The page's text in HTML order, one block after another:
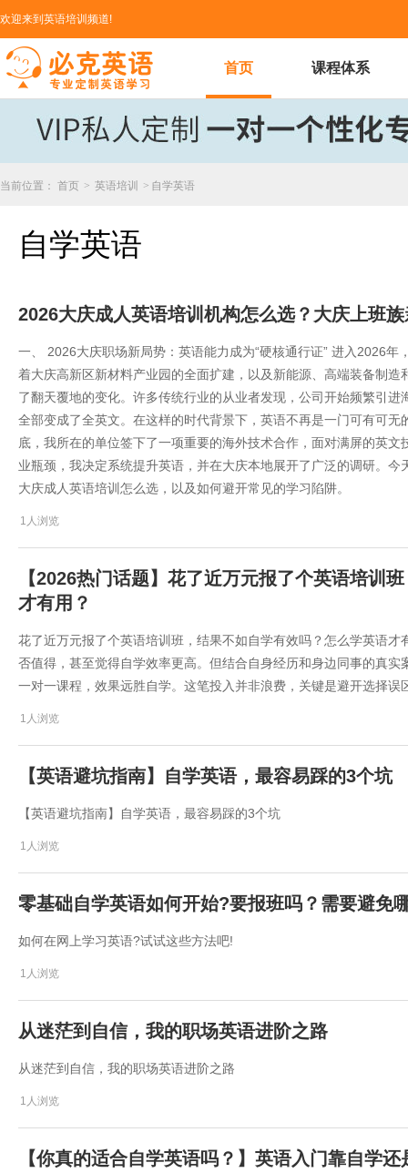
欢迎来到英语培训频道!
首页 课程体系
当前位置： 首页 > 英语培训 > 自学英语
自学英语
​2026大庆成人英语培训机构怎么选？大庆上班
一、 2026大庆职场新局势：英语能力成为“硬核通行证” 进入2026
着大庆高新区新材料产业园的全面扩建，以及新能源、高端装备制
了翻天覆地的变化。许多传统行业的从业者发现，公司开始频繁引
全部变成了全英文。在这样的时代背景下，英语不再是一门可有可无
底，我所在的单位签下了一项重要的海外技术合作，面对满屏的英
业瓶颈，我决定系统提升英语，并在大庆本地展开了广泛的调研。
大庆成人英语培训怎么选，以及如何避开常见的学习陷阱。
1人浏览
【2026热门话题】花了近万元报了个英语培训
才有用？
花了近万元报了个英语培训班，结果不如自学有效吗？怎么学英语
否值得，甚至觉得自学效率更高。但结合自身经历和身边同事的真
一对一课程，效果远胜自学。这笔投入并非浪费，关键是避开选择
1人浏览
【英语避坑指南】自学英语，最容易踩的3个坑
【英语避坑指南】自学英语，最容易踩的3个坑
1人浏览
零基础自学英语如何开始?要报班吗？需要避免
如何在网上学习英语?试试这些方法吧!
1人浏览
从迷茫到自信，我的职场英语进阶之路
从迷茫到自信，我的职场英语进阶之路
1人浏览
【你真的适合自学英语吗？】英语入门靠自学